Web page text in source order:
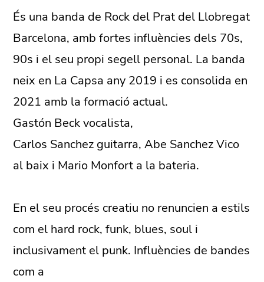
És una banda de Rock del Prat del Llobregat
Barcelona, amb fortes influències dels 70s,
90s i el seu propi segell personal. La banda
neix en La Capsa any 2019 i es consolida en
2021 amb la formació actual.
Gastón Beck vocalista,
Carlos Sanchez guitarra, Abe Sanchez Vico
al baix i Mario Monfort a la bateria.
En el seu procés creatiu no renuncien a estils
com el hard rock, funk, blues, soul i
inclusivament el punk. Influències de bandes
com a